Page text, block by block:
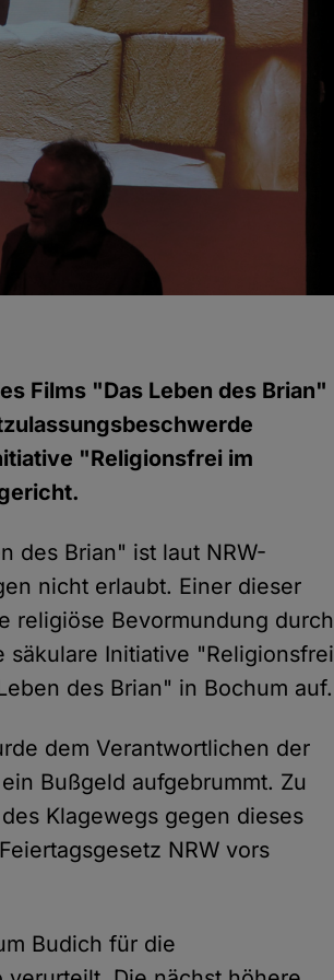
Films "Das Leben des Brian"
"Religionsfrei im
des Brian" ist laut NRW-
nicht erlaubt. Einer dieser
religiöse Bevormundung durch
Initiative "Religionsfrei
des Brian" in Bochum auf.
dem Verantwortlichen der
Bußgeld aufgebrummt. Zu
Klagewegs gegen dieses
NRW vors
Budich für die